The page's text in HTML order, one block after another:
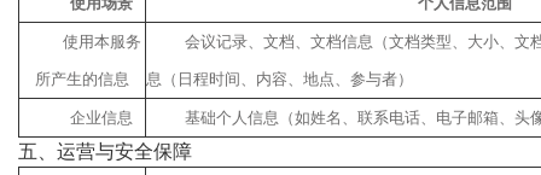
使用本服务
所产生的信息
会议记录、文档、文档信息（文档类型、大小、文
息（日程时间、内容、地点、参与者）
企业信息 基础个人信息（如姓名、联系电话、电子邮箱、头
五、运营与安全保障